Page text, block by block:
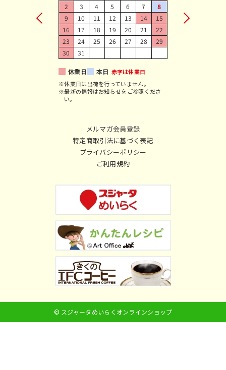
メルマガ会員登録
特定商取引法に基づく表記
プライバシーポリシー
ご利用規約
2
3 4 5 6 7
8
9
10 11 12 13 14
15
16
17 18 19 20 21
22
23
24 25 26 27 28
29
30
31
休業日 本日 赤字は休業日
※休業日は出荷を行っていません。
※最新の情報はお知らせをご参照くださ
い。
© スジャータめいらくオンラインショップ